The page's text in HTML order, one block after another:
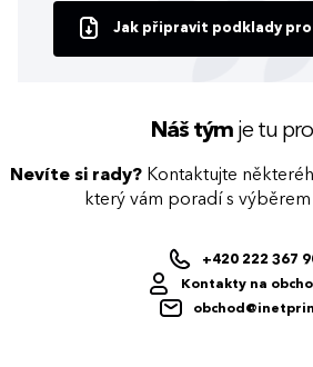
Jak připravit podklady
Náš týmje tu pro
Nevíte si rady? Kontaktujte
který vám poradí s
+420 222 367
Kontakty na